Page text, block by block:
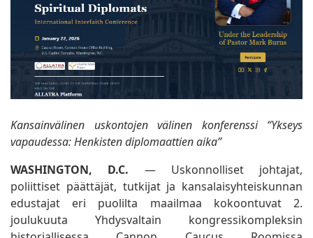
Kansainvälinen uskontojen välinen konferenssi “Ykseys
vapaudessa: Henkisten diplomaattien aika”
WASHINGTON, D.C. — Uskonnolliset johtajat,
poliittiset päättäjät, tutkijat ja kansalaisyhteiskunnan
edustajat eri puolilta maailmaa kokoontuvat 2.
joulukuuta Yhdysvaltain kongressikompleksin